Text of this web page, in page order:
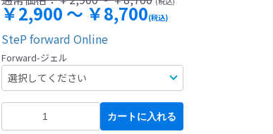
￥2,900 ～ ￥8,700(税込)
SteP forward Online
Forward-ジェル
カートに入れる